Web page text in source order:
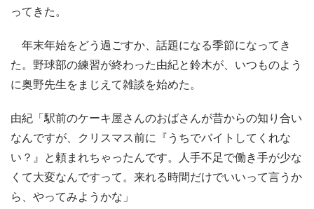
ってきた。
年末年始をどう過ごすか、話題になる季節になってき
た。野球部の練習が終わった由紀と鈴木が、いつものよう
に奥野先生をまじえて雑談を始めた。
由紀「駅前のケーキ屋さんのおばさんが昔からの知り合い
なんですが、クリスマス前に『うちでバイトしてくれな
い？』と頼まれちゃったんです。人手不足で働き手が少な
くて大変なんですって。来れる時間だけでいいって言うか
ら、やってみようかな」